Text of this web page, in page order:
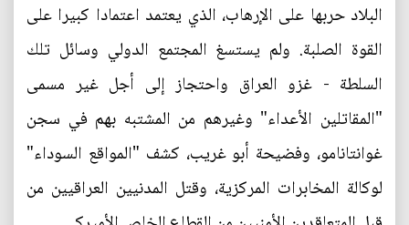
البلاد حربها على الإرهاب، الذي يعتمد اعتمادا كبيرا على
القوة الصلبة. ولم يستسغ المجتمع الدولي وسائل تلك
السلطة - غزو العراق واحتجاز إلى أجل غير مسمى
"المقاتلين الأعداء" وغيرهم من المشتبه بهم في سجن
غوانتانامو، وفضيحة أبو غريب، كشف "المواقع السوداء"
لوكالة المخابرات المركزية، وقتل المدنيين العراقيين من